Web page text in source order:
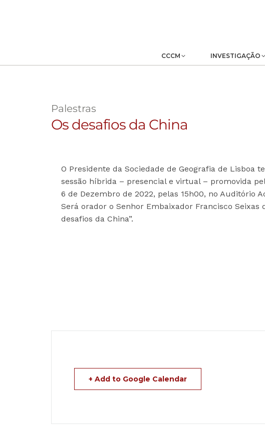
CCCM INVESTIGAÇÃO
Palestras
Os desafios da China
O Presidente da Sociedade de Geografia de Lisboa
sessão híbrida – presencial e virtual – promovida
6 de Dezembro de 2022, pelas 15h00, no Auditório
Será orador o Senhor Embaixador Francisco Seixas
desafios da China”.
+ Add to Google Calendar